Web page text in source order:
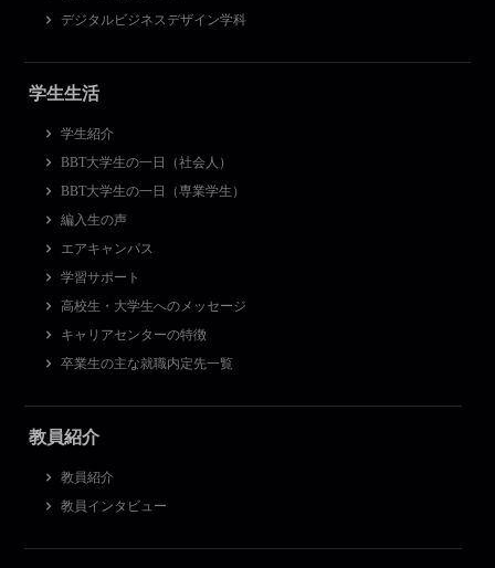
デジタルビジネスデザイン学科
学生生活
学生紹介
BBT大学生の一日（社会人）
BBT大学生の一日（専業学生）
編入生の声
エアキャンパス
学習サポート
高校生・大学生へのメッセージ
キャリアセンターの特徴
卒業生の主な就職内定先一覧
教員紹介
教員紹介
教員インタビュー